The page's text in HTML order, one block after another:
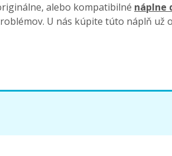
alebo kompatibilné náplne
U nás kúpite túto náplň už